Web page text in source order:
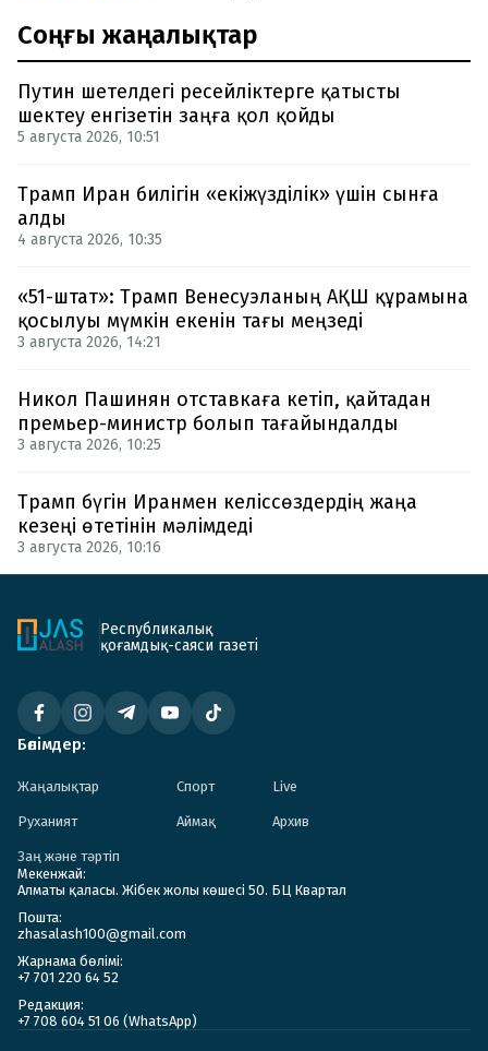
Соңғы жаңалықтар
Путин шетелдегі ресейліктерге қатысты
шектеу енгізетін заңға қол қойды
5 августа 2026, 10:51
Трамп Иран билігін «екіжүзділік» үшін сынға
алды
4 августа 2026, 10:35
«51-штат»: Трамп Венесуэланың АҚШ құрамына
қосылуы мүмкін екенін тағы меңзеді
3 августа 2026, 14:21
Никол Пашинян отставкаға кетіп, қайтадан
премьер-министр болып тағайындалды
3 августа 2026, 10:25
Трамп бүгін Иранмен келіссөздердің жаңа
кезеңі өтетінін мәлімдеді
3 августа 2026, 10:16
Республикалық
қоғамдық-саяси газеті
Бөлімдер:
Жаңалықтар Спорт Live
Руханият Аймақ Архив
Заң және тәртіп
Мекенжай:
Алматы қаласы. Жібек жолы көшесі 50. БЦ Квартал
Пошта:
zhasalash100@gmail.com
Жарнама бөлімі:
+7 701 220 64 52
Редакция:
+7 708 604 51 06 (WhatsApp)